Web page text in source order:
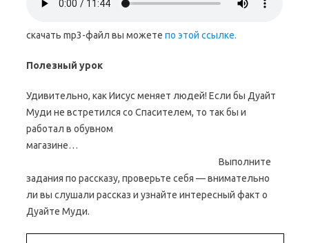
скачать mp3-файл вы можете по этой ссылке.
Полезный урок
Удивительно, как Иисус меняет людей! Если бы Дуайт
Муди не встретился со Спасителем, то так бы и
работал в обувном
магазине…
Выполните
задания по рассказу, проверьте себя — внимательно
ли вы слушали рассказ и узнайте интересный факт о
Дуайте Муди.